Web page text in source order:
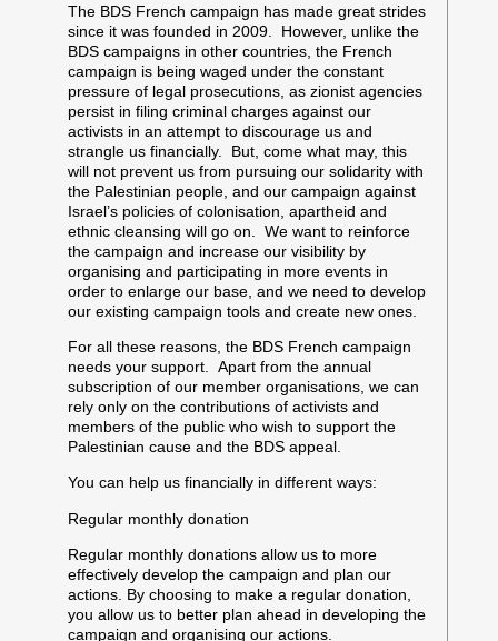
The BDS French campaign has made great strides
since it was founded in 2009. However, unlike the
BDS campaigns in other countries, the French
campaign is being waged under the constant
pressure of legal prosecutions, as zionist agencies
persist in filing criminal charges against our
activists in an attempt to discourage us and
strangle us financially. But, come what may, this
will not prevent us from pursuing our solidarity with
the Palestinian people, and our campaign against
Israel’s policies of colonisation, apartheid and
ethnic cleansing will go on. We want to reinforce
the campaign and increase our visibility by
organising and participating in more events in
order to enlarge our base, and we need to develop
our existing campaign tools and create new ones.
For all these reasons, the BDS French campaign
needs your support. Apart from the annual
subscription of our member organisations, we can
rely only on the contributions of activists and
members of the public who wish to support the
Palestinian cause and the BDS appeal.
You can help us financially in different ways:
Regular monthly donation
Regular monthly donations allow us to more
effectively develop the campaign and plan our
actions. By choosing to make a regular donation,
you allow us to better plan ahead in developing the
campaign and organising our actions.